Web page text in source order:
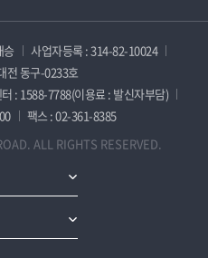
승
사업자등록 : 314-82-10024
전 동구-0233호
: 1588-7788(이용료 : 발신자부담)
팩스 : 02-361-8385
ALL RIGHTS RESERVED.